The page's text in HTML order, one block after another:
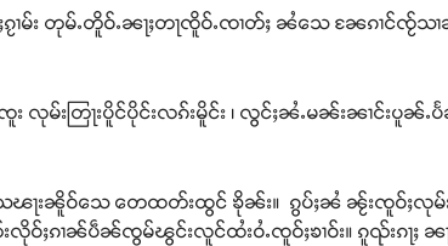
ၢမ်း တုမ်ႉတိူဝ်ႉၼႃႈတႃၸိူဝ်ႉၸၢတ်ႈ ၼႆသေ ၼႄၵၢင်ၸႂ်သၢ
း လုမ်းတြႃးပိူင်ပိုင်းလၵ်းမိူင်း ၊ လွင်ႈၼႆႉမၼ်းၼၢင်းပူ
ၽႃးၼိူဝ်သေ တေထတ်းထွင် ၶိုၼ်း။ ၵွပ်ႈၼႆ ၼႂ်းၸူဝ်ႈလုမ်း
ဝ်ႈၵၢၼ်ပဵၼ်ၸွမ်ၽွင်းလူင်ထႆးဝႆႉၸူဝ်ႈၶၢဝ်း။ ၵူၺ်းၵႃႈ ၼ